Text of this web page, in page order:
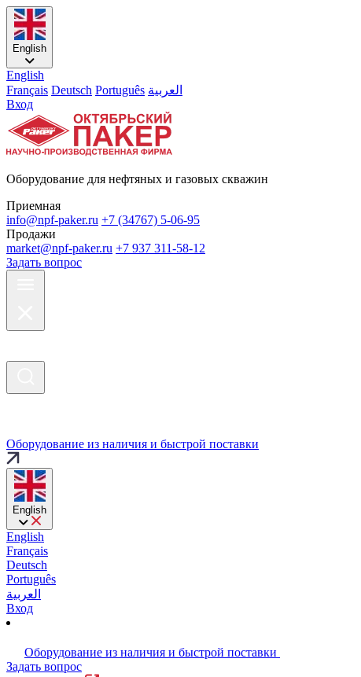
English
English
Français Deutsch Português العربية
Вход
Оборудование для нефтяных и газовых скважин
Приемная
info@npf-paker.ru +7 (34767) 5-06-95
Продажи
market@npf-paker.ru +7 937 311-58-12
Задать вопрос
Оборудование из наличия и быстрой поставки
English
English
Français
Deutsch
Português
العربية
Вход
Оборудование из наличия и быстрой поставки
Задать вопрос